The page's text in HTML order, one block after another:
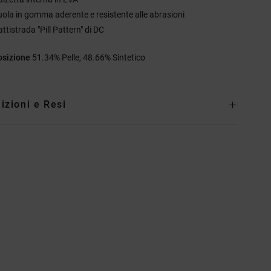
in gomma aderente e resistente alle abrasioni
"Pill Pattern" di DC
51.34% Pelle, 48.66% Sintetico
e Resi